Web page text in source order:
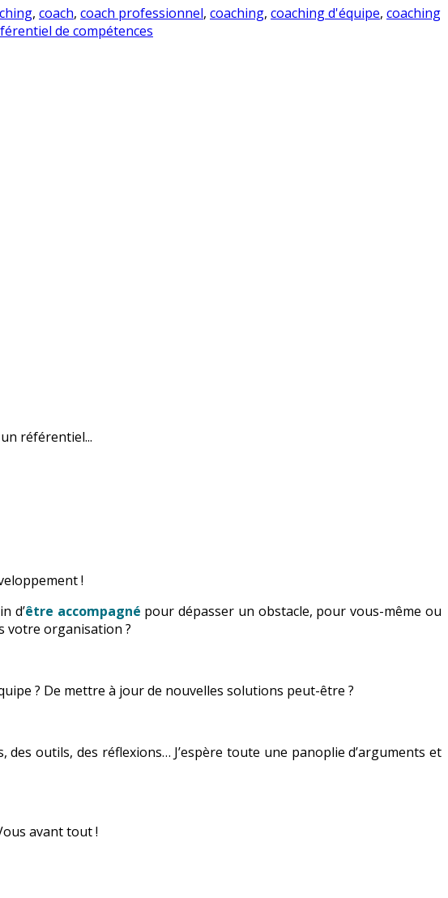
, coach, coach professionnel, coaching, coaching d'équipe, coaching
de compétences
référentiel...
!
d’être accompagné pour dépasser un obstacle, pour vous-même ou
votre organisation ?
? De mettre à jour de nouvelles solutions peut-être ?
outils, des réflexions… J’espère toute une panoplie d’arguments et
avant tout !